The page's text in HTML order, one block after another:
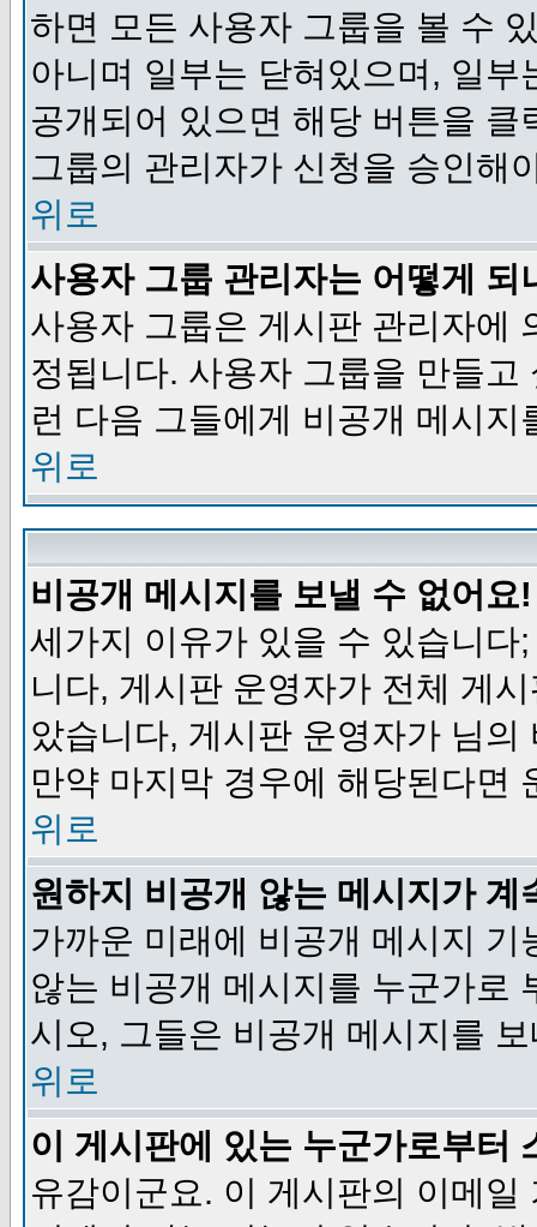
하면 모든 사용자 그룹을 볼 수
아니며 일부는 닫혀있으며, 일
공개되어 있으면 해당 버튼을
그룹의 관리자가 신청을 승인해
위로
사용자 그룹 관리자는 어떻게 되
사용자 그룹은 게시판 관리자에
정됩니다. 사용자 그룹을 만들
런 다음 그들에게 비공개 메시지
위로
비공개 메시지를 보낼 수 없어요!
세가지 이유가 있을 수 있습니
니다, 게시판 운영자가 전체 게
았습니다, 게시판 운영자가 님
만약 마지막 경우에 해당된다면
위로
원하지 비공개 않는 메시지가 계
가까운 미래에 비공개 메시지
않는 비공개 메시지를 누군가로
시오, 그들은 비공개 메시지를
위로
이 게시판에 있는 누군가로부터
유감이군요. 이 게시판의 이메